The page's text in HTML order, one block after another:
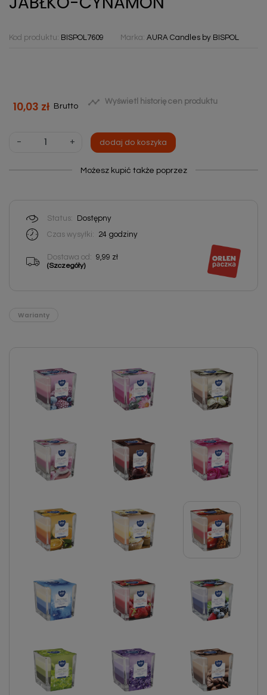
Kod produktu: BISPOL7609 Marka: AURA Candles by BISPOL
10,03 zł Brutto  Wyświetl historię cen produktu
- + dodaj do koszyka
Możesz kupić także poprzez
Status:
Dostępny
Czas wysyłki:
24 godziny
Dostawa od: 9,99 zł
(Szczegóły)
Warianty